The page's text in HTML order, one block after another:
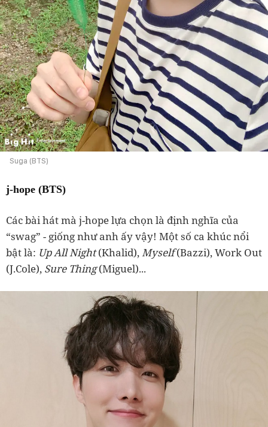
Suga (BTS)
j-hope (BTS)
Các bài hát mà j-hope lựa chọn là định nghĩa của
“swag” - giống như anh ấy vậy! Một số ca khúc nổi
bật là: Up All Night(Khalid),Myself(Bazzi), Work Out
(J.Cole), Sure Thing(Miguel)...